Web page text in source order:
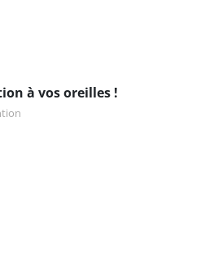
à vos oreilles !